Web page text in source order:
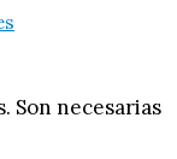
Son necesarias